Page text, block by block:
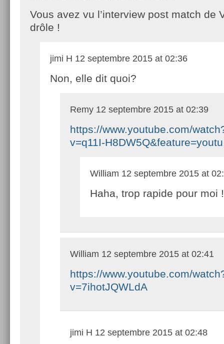
Vous avez vu l’interview post match de
drôle !
jimi H 12 septembre 2015 at 02:36
Non, elle dit quoi?
Remy 12 septembre 2015 at 02:39
https://www.youtube.com/
v=q11I-
William 12 septembre 2015 at
Haha, trop rapide pour moi !
William 12 septembre 2015 at 02:41
https://www.youtube.com/
v=7ihotJQWLdA
jimi H 12 septembre 2015 at 02:48